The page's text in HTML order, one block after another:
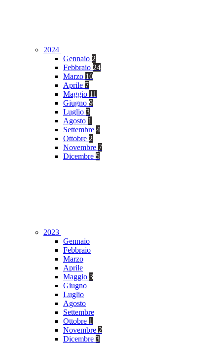
2024
Gennaio 2
Febbraio 24
Marzo 10
Aprile 7
Maggio 11
Giugno 9
Luglio 3
Agosto 1
Settembre 4
Ottobre 2
Novembre 7
Dicembre 5
2023
Gennaio
Febbraio
Marzo
Aprile
Maggio 3
Giugno
Luglio
Agosto
Settembre
Ottobre 1
Novembre 2
Dicembre 3